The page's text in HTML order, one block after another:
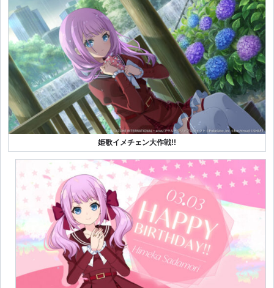
姫歌イメチェン大作戦!!